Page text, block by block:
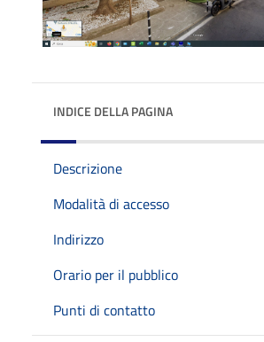
INDICE DELLA PAGINA
Descrizione
Modalità di accesso
Indirizzo
Orario per il pubblico
Punti di contatto